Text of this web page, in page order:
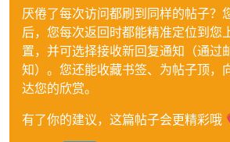
厌倦了每次访问都刷到同样的帖子？
后，您每次返回时都能精准定位到您
置，并可选择接收新回复通知（通过
知）。您还能收藏书签、为帖子顶，
达您的欣赏。
有了你的建议，这篇帖子会更精彩哦